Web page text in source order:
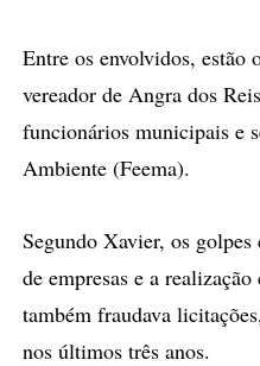
Entre os envolvidos, estão
vereador de Angra dos
funcionários municipais e
Ambiente (Feema).
Segundo Xavier, os
de empresas e a
também fraudava
nos últimos três anos.